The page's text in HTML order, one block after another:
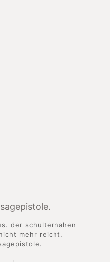
der schulternahen
mehr reicht.